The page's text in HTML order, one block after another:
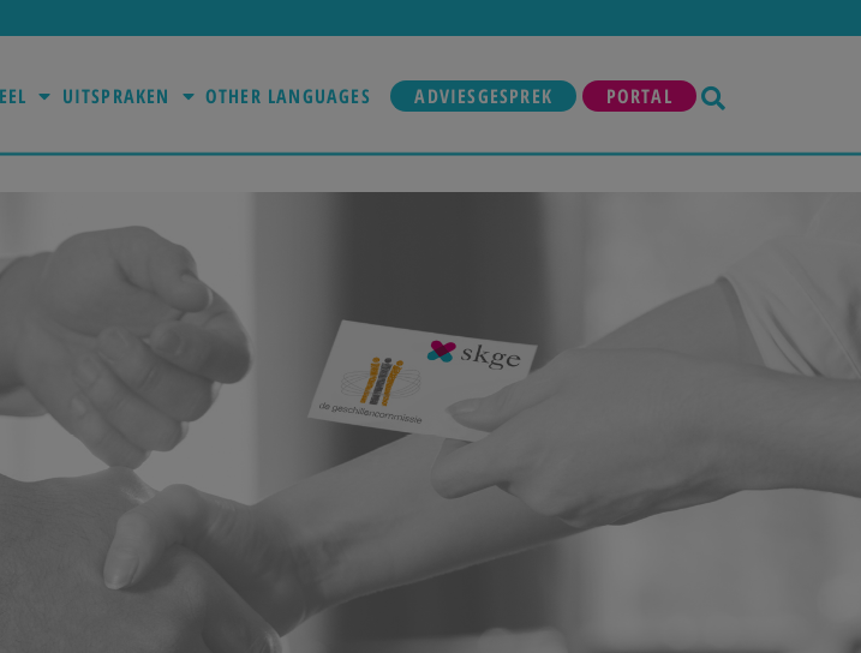
UITSPRAKEN OTHER LANGUAGES ADVIESGESPREK PORTAL